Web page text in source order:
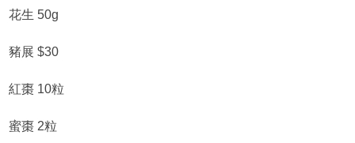
花生 50g
豬展 $30
紅棗 10粒
蜜棗 2粒